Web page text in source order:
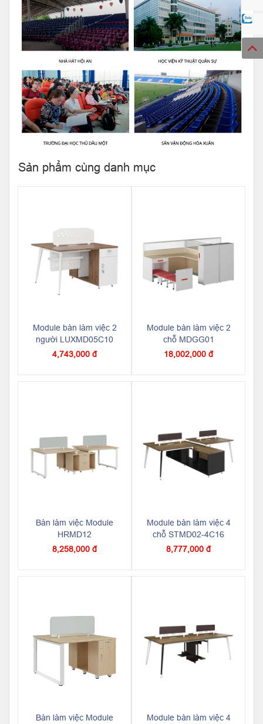
Sản phẩm cùng danh mục
Module bàn làm việc 2
người LUXMD05C10
4,743,000 đ
Module bàn làm việc 2
chỗ MDGG01
18,002,000 đ
Bàn làm việc Module
HRMD12
8,258,000 đ
Module bàn làm việc 4
chỗ STMD02-4C16
8,777,000 đ
Bàn làm việc Module
Module bàn làm việc 4